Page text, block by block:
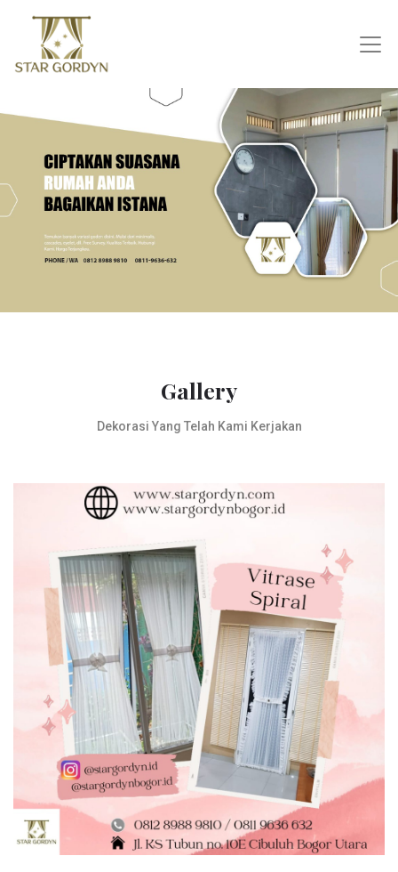
Gallery
Dekorasi Yang Telah Kami Kerjakan